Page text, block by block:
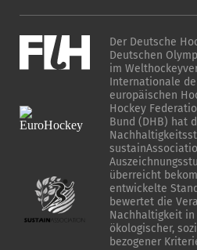
Der Deutsche
Deutschen
im
Internationale
europäischen
Hockey
Bund (DHB) hat
überreicht
entwickelte
bewertet die
Nachhaltigkeit
ökologischer,
bezogener